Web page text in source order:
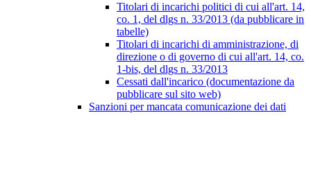
Titolari di incarichi politici di cui all'art. 14,
co. 1, del dlgs n. 33/2013 (da pubblicare in
tabelle)
Titolari di incarichi di amministrazione, di
direzione o di governo di cui all'art. 14, co.
1-bis, del dlgs n. 33/2013
Cessati dall'incarico (documentazione da
pubblicare sul sito web)
Sanzioni per mancata comunicazione dei dati